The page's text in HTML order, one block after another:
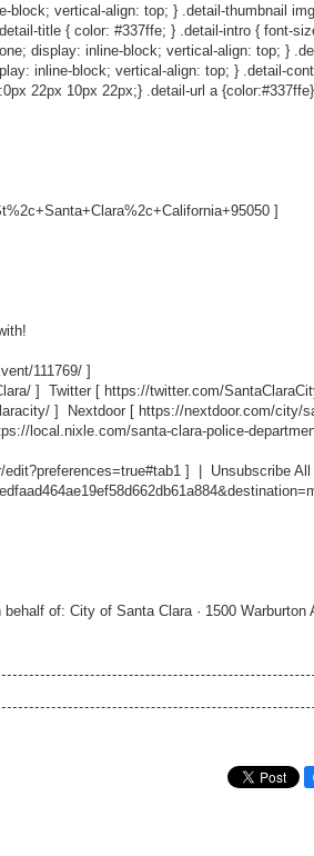
vertical-align: top; } .detail-thumbnail
title { color: #337ffe; } .detail-intro { font-
display: inline-block; vertical-align: top; }
inline-block; vertical-align: top; } .detail-
22px 10px 22px;} .detail-url a {color:#337ffe}
]
111769/ ]
] Twitter [ https://twitter.com/
] Nextdoor [ https://nextdoor.com/city/
local.nixle.com/santa-clara-police-
] | Unsubscribe All
of: City of Santa Clara · 1500 Warburton